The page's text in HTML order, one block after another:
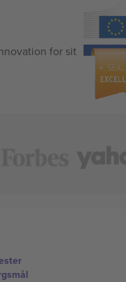
for sit